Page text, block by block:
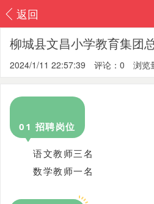
返回
柳城县文昌小学教育集团
2024/1/11 22:57:39 评论：0 浏览
0 1 招聘岗位
语文教师三名
数学教师一名